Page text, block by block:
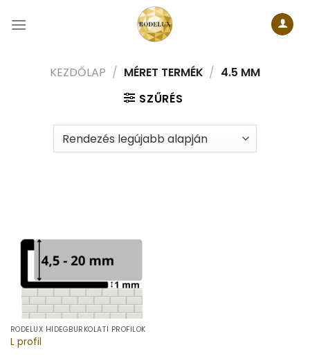
KEZDŐLAP / MÉRET TERMÉK / 4.5 MM
SZŰRÉS
RODELUX HIDEGBURKOLATI PROFILOK
L profil